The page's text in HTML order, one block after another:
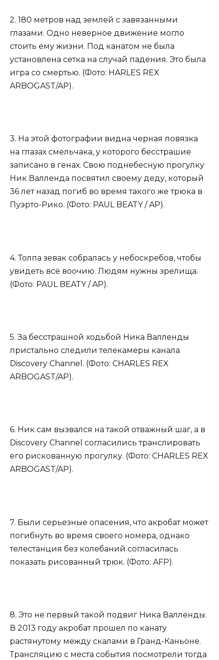
2. 180 метров над землей с завязанными
глазами. Одно неверное движение могло
стоить ему жизни. Под канатом не была
установлена сетка на случай падения. Это была
игра со смертью. (Фото: HARLES REX
ARBOGAST/AP).
3. На этой фотографии видна черная повязка
на глазах смельчака, у которого бесстрашие
записано в генах. Свою поднебесную прогулку
Ник Валленда посвятил своему деду, который
36 лет назад погиб во время такого же трюка в
Пуэрто-Рико. (Фото: PAUL BEATY / AP).
4. Толпа зевак собралась у небоскребов, чтобы
увидеть всё воочию. Людям нужны зрелища.
(Фото: PAUL BEATY / AP).
5. За бесстрашной ходьбой Ника Валленды
пристально следили телекамеры канала
Discovery Channel. (Фото: CHARLES REX
ARBOGAST/AP).
6. Ник сам вызвался на такой отважный шаг, а в
Discovery Channel согласились транслировать
его рискованную прогулку. (Фото: CHARLES REX
ARBOGAST/AP).
7. Были серьезные опасения, что акробат может
погибнуть во время своего ​​номера, однако
телестанция без колебаний согласилась
показать рисованный трюк. (Фото: AFP).
8. Это не первый такой подвиг Ника Валленды.
В 2013 году акробат прошел по канату
растянутому между скалами в Гранд-Каньоне.
Трансляцию с места события посмотрели тогда